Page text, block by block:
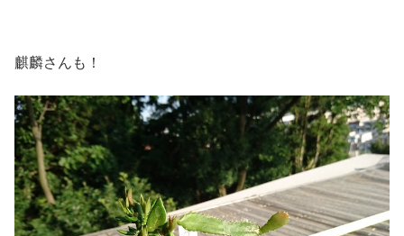
麒麟さんも！